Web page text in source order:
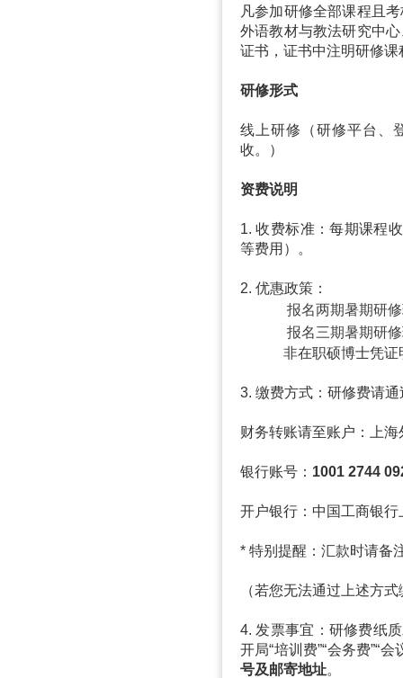
凡参加研修全部课程且
外语教材与教法研究中
证书，证书中注明研修
研修形式
线上研修（研修平台、
收。）
资费说明
1. 收费标准：每期课程
等费用）。
2. 优惠政策：
报名两期暑期研
报名三期暑期研
非在职硕博士凭证明
3. 缴费方式：研修费请
财务转账请至账户：上
银行账号： 1001 2744
开户银行：中国工商银
* 特别提醒：汇款时请备
（若您无法通过上述方
4. 发票事宜：研修费纸
开局“培训费”“会务费”“
号及邮寄地址。